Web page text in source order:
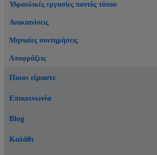
Υδραυλικές εργασίες παντός τύπου
Ανακαινίσεις
Μηνιαίες συντηρήσεις
Αποφράξεις
Ποιοι είμαστε
Επικοινωνία
Blog
Καλάθι